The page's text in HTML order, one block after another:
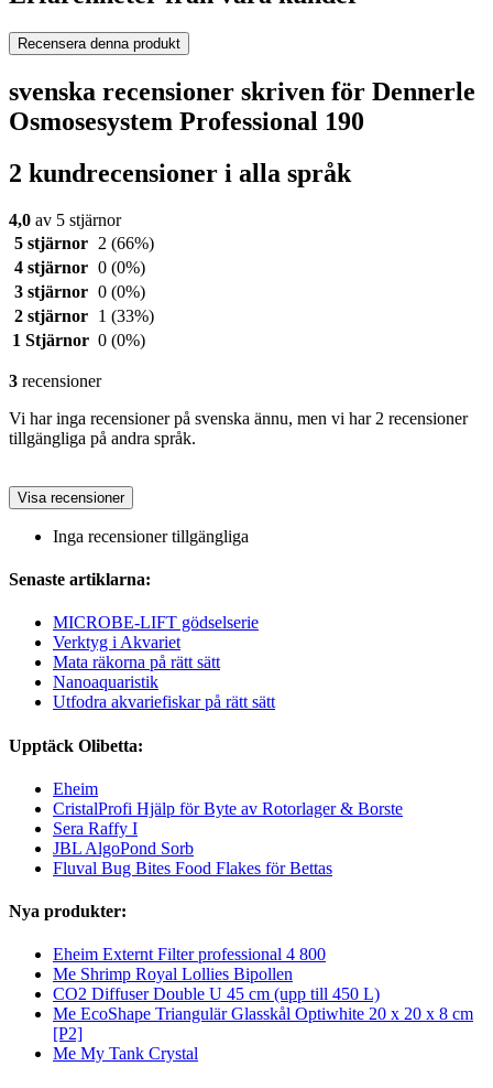
Recensera denna produkt
svenska recensioner skriven för Dennerle
Osmosesystem Professional 190
2 kundrecensioner i alla språk
4,0 av 5 stjärnor
5 stjärnor
2 (66%)
4 stjärnor 0 (0%)
3 stjärnor 0 (0%)
2 stjärnor
1 (33%)
1 Stjärnor 0 (0%)
3 recensioner
Vi har inga recensioner på svenska ännu, men vi har 2 recensioner
tillgängliga på andra språk.
Visa recensioner
Inga recensioner tillgängliga
Senaste artiklarna:
MICROBE-LIFT gödselserie
Verktyg i Akvariet
Mata räkorna på rätt sätt
Nanoaquaristik
Utfodra akvariefiskar på rätt sätt
Upptäck Olibetta:
Eheim
CristalProfi Hjälp för Byte av Rotorlager & Borste
Sera Raffy I
JBL AlgoPond Sorb
Fluval Bug Bites Food Flakes för Bettas
Nya produkter:
Eheim Externt Filter professional 4 800
Me Shrimp Royal Lollies Bipollen
CO2 Diffuser Double U 45 cm (upp till 450 L)
Me EcoShape Triangulär Glasskål Optiwhite 20 x 20 x 8 cm
[P2]
Me My Tank Crystal